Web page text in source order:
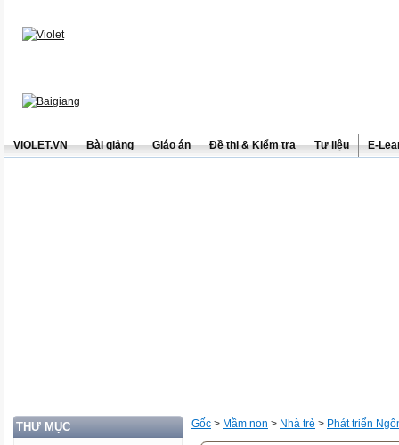
ViOLET.VN Bài giảng Giáo án Đề thi & Kiểm tra Tư liệu E-
THƯ MỤC Gốc > Mầm non > Nhà trẻ > Phát triển